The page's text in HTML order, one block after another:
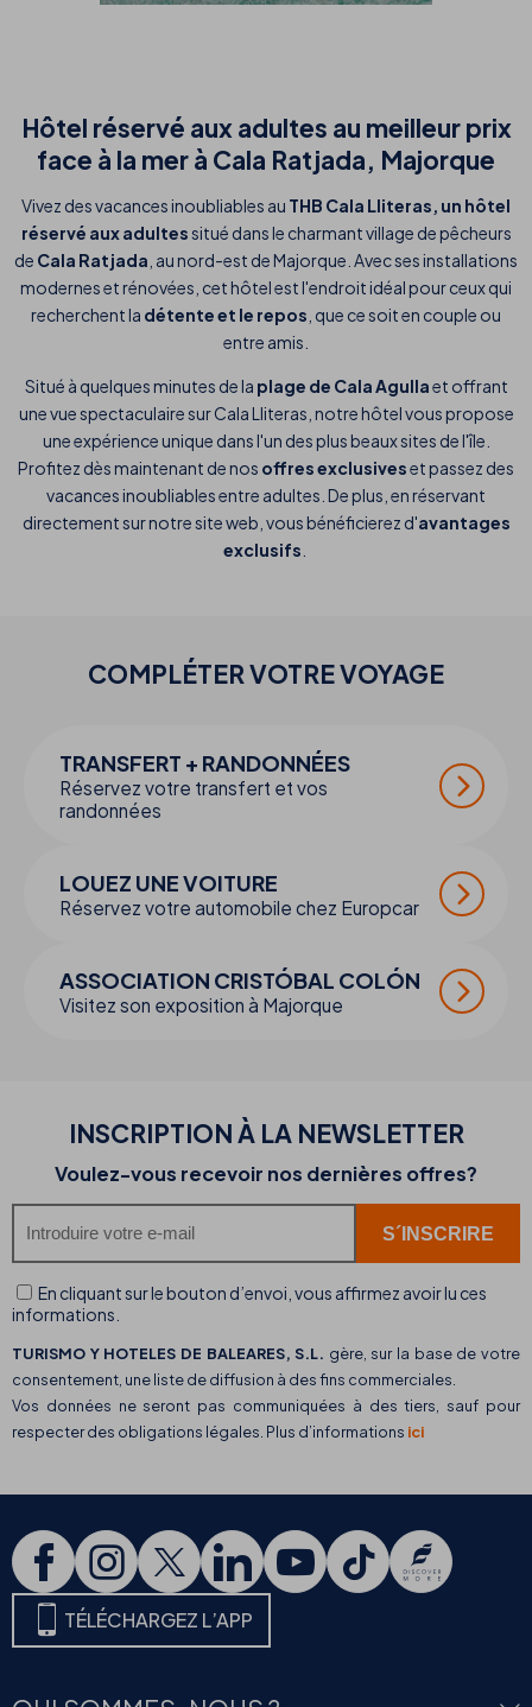
Hôtel réservé aux adultes au meilleur prix
face à la mer à Cala Ratjada, Majorque
Vivez des vacances inoubliables au THB Cala Lliteras, un hôtel
réservé aux adultessitué dans le charmant village de pêcheurs
de Cala Ratjada , au nord-est de Majorque. Avec ses installations
modernes et rénovées, cet hôtel est l'endroit idéal pour ceux qui
recherchent la détente et le repos , que ce soit en couple ou
entre amis.
Situé à quelques minutes de la plage de Cala Agullaet offrant
une vue spectaculaire sur Cala Lliteras, notre hôtel vous propose
une expérience unique dans l'un des plus beaux sites de l'île.
Profitez dès maintenant de nos offres exclusiveset passez des
vacances inoubliables entre adultes. De plus, en réservant
directement sur notre site web, vous bénéficierez d'avantages
exclusifs
COMPLÉTER VOTREVOYAGE
TRANSFERT + RANDONNÉES
Réservez votre transfert et vos
randonnées
LOUEZ UNE VOITURE
Réservez votre automobile chez Europcar
ASSOCIATION CRISTÓBAL COLÓN
Visitez son exposition à Majorque
INSCRIPTION À LA NEWSLETTER
Voulez-vous recevoir nos dernières offres?
En cliquant sur le bouton d’envoi, vous affirmez avoir lu ces
informations.
TURISMO Y HOTELES DE BALEARES, S.L. gère, sur la base de votre
consentement, une liste de diffusion à des fins commerciales.
Vos données ne seront pas communiquées à des tiers, sauf pour
respecter des obligations légales. Plus d’informations ici
TÉLÉCHARGEZ L’APP